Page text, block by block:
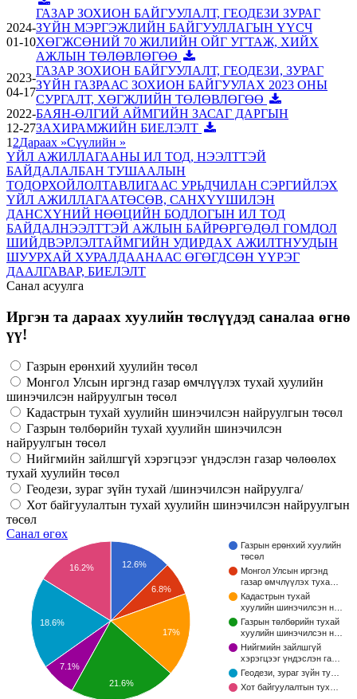
2024-
01-10
ГАЗАР ЗОХИОН БАЙГУУЛАЛТ, ГЕОДЕЗИ ЗУРАГ
ЗҮЙН МЭРГЭЖЛИЙН БАЙГУУЛЛАГЫН ҮҮСЧ
ХӨГЖСӨНИЙ 70 ЖИЛИЙН ОЙГ УГТАЖ, ХИЙХ
АЖЛЫН ТӨЛӨВЛӨГӨӨ
2023-
04-17
ГАЗАР ЗОХИОН БАЙГУУЛАЛТ, ГЕОДЕЗИ, ЗУРАГ
ЗҮЙН ГАЗРААС ЗОХИОН БАЙГУУЛАХ 2023 ОНЫ
СУРГАЛТ, ХӨГЖЛИЙН ТӨЛӨВЛӨГӨӨ
2022-
12-27
БАЯН-ӨЛГИЙ АЙМГИЙН ЗАСАГ ДАРГЫН
ЗАХИРАМЖИЙН БИЕЛЭЛТ
1 2Дараах »Сүүлийн »
ҮЙЛ АЖИЛЛАГААНЫ ИЛ ТОД, НЭЭЛТТЭЙ
БАЙДАЛАЛБАН ТУШААЛЫН
ТОДОРХОЙЛОЛТАВЛИГААС УРЬДЧИЛАН СЭРГИЙЛЭХ
ҮЙЛ АЖИЛЛАГААТӨСӨВ, САНХҮҮШИЛЭН
ДАНСХҮНИЙ НӨӨЦИЙН БОДЛОГЫН ИЛ ТОД
БАЙДАЛНЭЭЛТТЭЙ АЖЛЫН БАЙРӨРГӨДӨЛ ГОМДОЛ
ШИЙДВЭРЛЭЛТАЙМГИЙН УДИРДАХ АЖИЛТНУУДЫН
ШУУРХАЙ ХУРАЛДААНААС ӨГӨГДСӨН ҮҮРЭГ
ДААЛГАВАР, БИЕЛЭЛТ
Санал асуулга
Иргэн та дараах хуулийн төслүүдэд саналаа өгнө
үү!
Газрын ерөнхий хуулийн төсөл
Монгол Улсын иргэнд газар өмчлүүлэх тухай хуулийн
шинэчилсэн найруулгын төсөл
Кадастрын тухай хуулийн шинэчилсэн найруулгын төсөл
Газрын төлбөрийн тухай хуулийн шинэчилсэн
найруулгын төсөл
Нийгмийн зайлшгүй хэрэгцээг үндэслэн газар чөлөөлөх
тухай хуулийн төсөл
Геодези, зураг зүйн тухай /шинэчилсэн найруулга/
Хот байгуулалтын тухай хуулийн шинэчилсэн найруулгын
төсөл
Санал өгөх
Газрын ерөнхий хуулийн
төсөл
Монгол Улсын иргэнд
газар өмчлүүлэх туха…
Кадастрын тухай
хуулийн шинэчилсэн н…
Газрын төлбөрийн тухай
хуулийн шинэчилсэн н…
Нийгмийн зайлшгүй
хэрэгцээг үндэслэн га…
Геодези, зураг зүйн ту…
Хот байгуулалтын тух…
12.6%
6.8%
17%
16.2%
18.6%
7.1%
21.6%